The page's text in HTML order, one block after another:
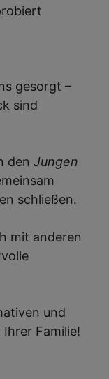
gesorgt –
sind
den Jungen
schließen.
mit anderen
und
Familie!